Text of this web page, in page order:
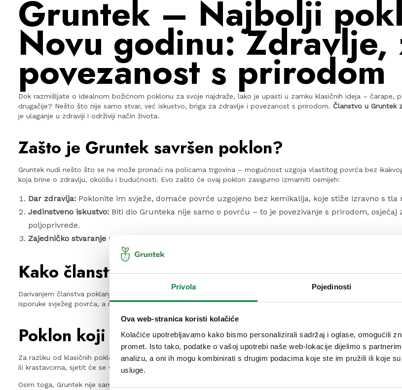
Privola Pojedinosti
Ova web-stranica koristi kolačiće
Kolačiće upotrebljavamo kako bismo personalizirali sadržaj i oglase, omogućili
promet. Isto tako, podatke o vašoj upotrebi naše web-lokacije dijelimo s
analizu, a oni ih mogu kombinirati s drugim podacima koje ste im pružili ili koje
usluge.
Gruntek – Najbolji
Novu godinu: Zdravlje,
povezanost s prirodom
Dok razmišljate o idealnom božićnom poklonu za svoje najdraže, lako je upasti u zamku klasičnih ideja – čarape,
drugačije? Nešto što nije samo stvar, već iskustvo, briga za zdravlje i povezanost s prirodom. Članstvo u Gruntek
je ulaganje u zdraviji i održiviji način života.
Zašto je Gruntek savršen poklon?
Gruntek nudi nešto što se ne može pronaći na policama trgovina – mogućnost uzgoja vlastitog povrća bez
koja brine o zdravlju, okolišu i budućnosti. Evo zašto će ovaj poklon zasigurno izmamiti osmijeh:
Dar zdravlja: Poklonite im svježe, domaće povrće uzgojeno bez kemikalija, koje stiže izravno s
Jedinstveno iskustvo: Biti dio Grunteka nije samo o povrću – to je povezivanje s prirodom,
poljoprivrede.
Zajedničko stvaranje uspomena:
Kako članstvo u Grunteku funkcionira?
Darivanjem članstva poklanjate pravo na komadić zajedničkog vrta u kojem će rasti sezonsko povrće, uzgojeno s
isporuke svježeg povrća, a mogu i sami posjetiti vrt te se povezati s prirodom. Sve što treba – oni uživaju, a mi
Poklon koji traje cijelu godinu
Za razliku od klasičnih poklona koji često završe na polici ili u kutiji, članstvo u Grunteku dar je koji traje cijelu
ili krastavcima, sjetit će se vas i vašeg promišljenog dara.
Osim toga, Gruntek nije samo vrt – to je zajednica istomišljenika, mjesto gdje se stvaraju nova prijateljstva i dijele